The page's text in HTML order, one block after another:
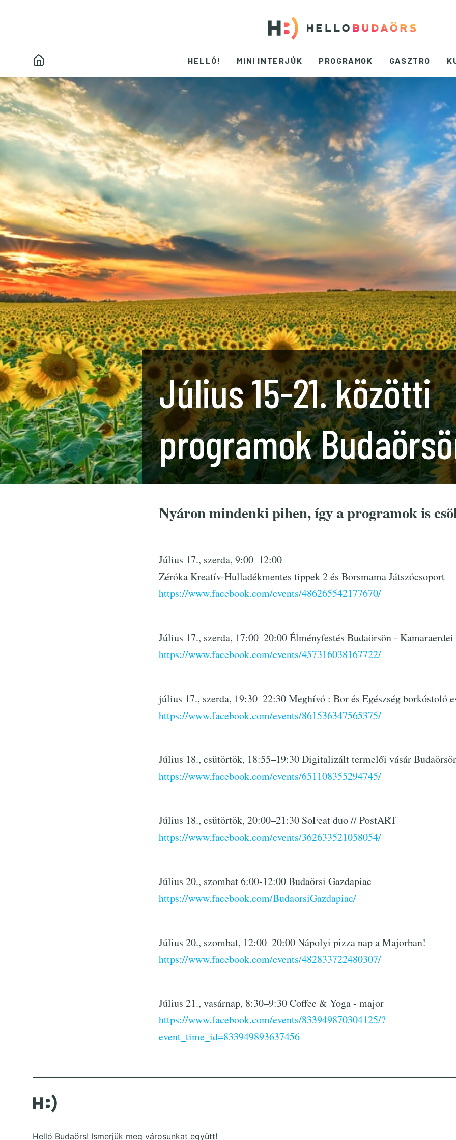
HELLÓ! MINI INTERJÚK PROGRAMOK GASZTRO
Július 15-21. közötti
programok
Nyáron mindenki pihen, így a programok is
Július 17., szerda, 9:00–12:00
Zéróka Kreatív-Hulladékmentes tippek 2 és Borsmama Játszócsoport
https://www.facebook.com/events/486265542177670/
Július 17., szerda, 17:00–20:00 Élményfestés Budaörsön -
https://www.facebook.com/events/457316038167722/
július 17., szerda, 19:30–22:30 Meghívó : Bor és Egészség borkóstoló
https://www.facebook.com/events/861536347565375/
Július 18., csütörtök, 18:55–19:30 Digitalizált termelői vásár
https://www.facebook.com/events/651108355294745/
Július 18., csütörtök, 20:00–21:30 SoFeat duo // PostART
https://www.facebook.com/events/362633521058054/
Július 20., szombat 6:00-12:00 Budaörsi Gazdapiac
https://www.facebook.com/BudaorsiGazdapiac/
Július 20., szombat, 12:00–20:00 Nápolyi pizza nap a Majorban!
https://www.facebook.com/events/482833722480307/
Július 21., vasárnap, 8:30–9:30 Coffee & Yoga - major
https://www.facebook.com/events/833949870304125/?
event_time_id=833949893637456
Helló Budaörs! Ismerjük meg városunkat együtt!